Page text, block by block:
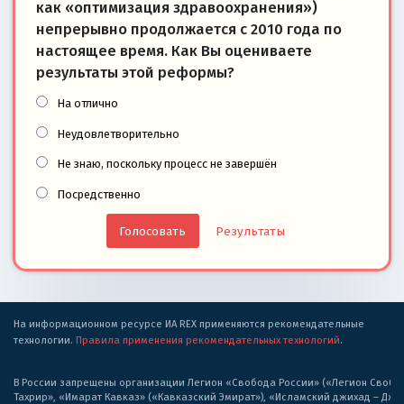
как «оптимизация здравоохранения»)
непрерывно продолжается с 2010 года по
настоящее время. Как Вы оцениваете
результаты этой реформы?
На отлично
Неудовлетворительно
Не знаю, поскольку процесс не завершён
Посредственно
Результаты
На информационном ресурсе ИА REX применяются рекомендательные
технологии. Правила применения рекомендательных технологий.
В России запрещены организации Легион «Свобода России» («Легион
Тахрир», «Имарат Кавказ» («Кавказский Эмират»), «Исламский джихад –